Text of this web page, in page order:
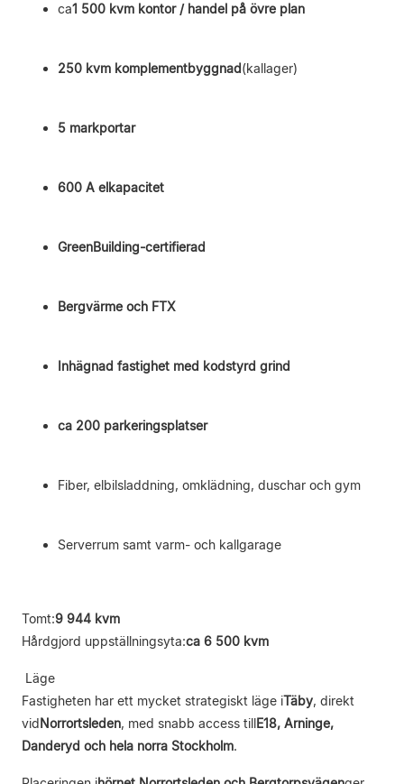
ca1 500 kvm kontor / handel på övre plan
250 kvm komplementbyggnad(kallager)
5 markportar
600 A elkapacitet
GreenBuilding-certifierad
Bergvärme och FTX
Inhägnad fastighet med kodstyrd grind
ca 200 parkeringsplatser
Fiber, elbilsladdning, omklädning, duschar och gym
Serverrum samt varm- och kallgarage
Tomt:9 944 kvm
Hårdgjord uppställningsyta:ca 6 500 kvm
Läge
Fastigheten har ett mycket strategiskt läge iTäby, direkt
vidNorrortsleden, med snabb access tillE18, Arninge,
Danderyd och hela norra Stockholm.